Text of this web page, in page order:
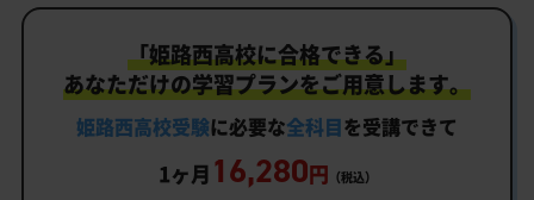
「姫路西高校に合格できる」
あなただけの学習プランをご用意します。
姫路西高校受験に必要な全科目を受講できて
1ヶ月 16,280円 （税込）